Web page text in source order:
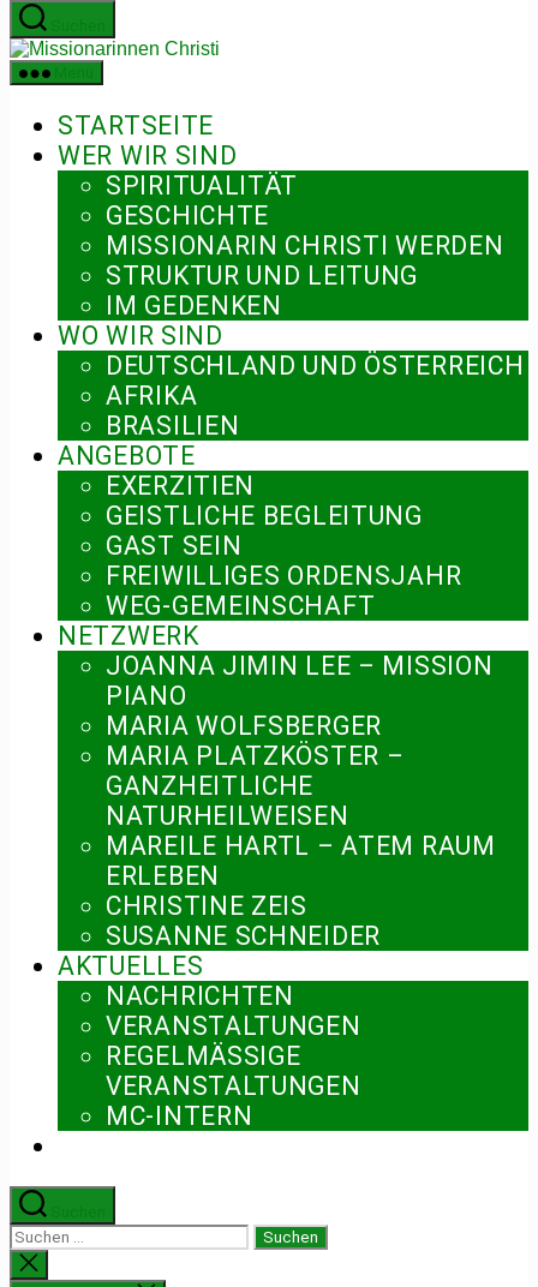
Zum
Inhalt
springen
STARTSEITE
WER WIR SIND
SPIRITUALITÄT
GESCHICHTE
MISSIONARIN CHRISTI WERDEN
STRUKTUR UND LEITUNG
IM GEDENKEN
WO WIR SIND
DEUTSCHLAND UND ÖSTERREICH
AFRIKA
BRASILIEN
ANGEBOTE
EXERZITIEN
GEISTLICHE BEGLEITUNG
GAST SEIN
FREIWILLIGES ORDENSJAHR
WEG-GEMEINSCHAFT
NETZWERK
JOANNA JIMIN LEE – MISSION
PIANO
MARIA WOLFSBERGER
MARIA PLATZKÖSTER –
GANZHEITLICHE
NATURHEILWEISEN
MAREILE HARTL – ATEM RAUM
ERLEBEN
CHRISTINE ZEIS
SUSANNE SCHNEIDER
AKTUELLES
NACHRICHTEN
VERANSTALTUNGEN
REGELMÄSSIGE V
ERANSTALTUNGEN
MC-INTERN
Suchen
nach:
Suche
schließen